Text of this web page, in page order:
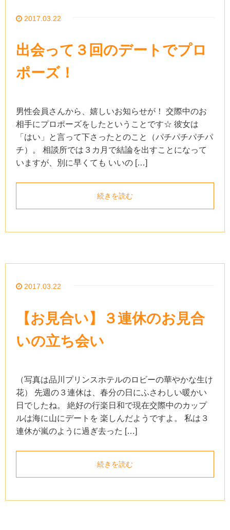
2017.03.22
出会って３回のデートでプロ
ポーズ！
男性会員さんから、嬉しいお知らせが！ 交際中のお
相手にプロポーズをしたということです☆ 彼女は
「はい」と言って下さったとのこと（パチパチパチパ
チ）。 相談所では３カ月で結論を出すことになって
いますが、別に早くても いいの […]
続きを読む
2017.03.22
【お見合い】３連休のお見合
いの立ち会い
（写真は品川プリンスホテルのロビーの華やかな生け
花） 先週の３連休は、春分の日にふさわしい暖かい
日でしたね。 絶好の行楽日和で現在交際中のカップ
ルは海に山にデートを 楽しんだようですよ。 私は３
連休が嵐のように過ぎ去った […]
続きを読む